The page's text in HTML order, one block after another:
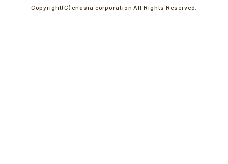
Copyright(C) enasia corporation All Rights Reserved.